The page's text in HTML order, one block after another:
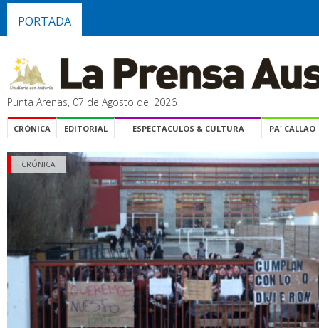
PORTADA
Punta Arenas, 07 de Agosto del 2026
CRÓNICA EDITORIAL ESPECTACULOS & CULTURA PA' CALLAO
CRÓNICA